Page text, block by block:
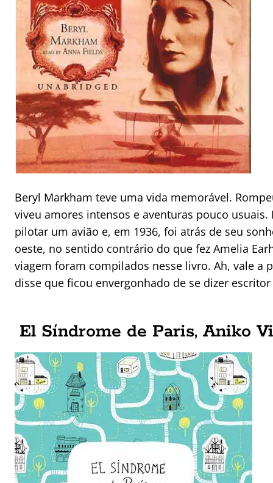
Beryl Markham teve uma vida memorável.
viveu amores intensos e aventuras pouco
pilotar um avião e, em 1936, foi atrás de seu
oeste, no sentido contrário do que fez Amelia
viagem foram compilados nesse livro. Ah, vale a
disse que ficou envergonhado de se dizer
El Síndrome de Paris, Aniko